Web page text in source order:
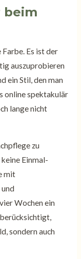
beim
Es ist der
auszuprobieren
ein Stil, den man
online spektakulär
lange nicht
zu
Einmal-
mit
Wochen ein
sondern auch